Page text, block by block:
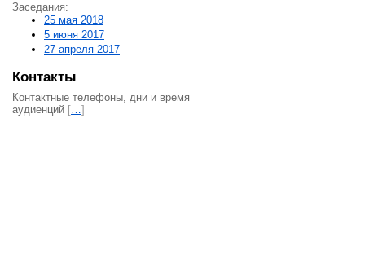
Заседания:
25 мая 2018
5 июня 2017
27 апреля 2017
Контакты
Контактные телефоны, дни и время
аудиенций […]